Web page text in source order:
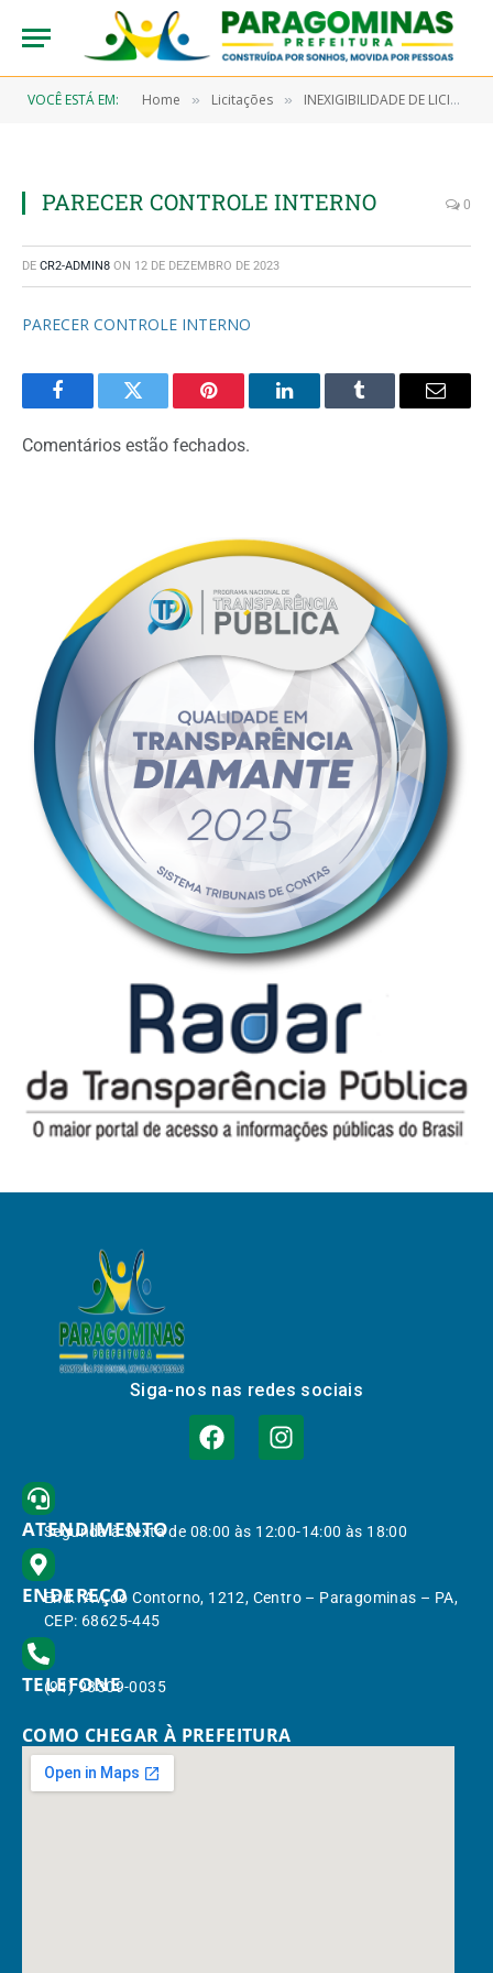
VOCÊ ESTÁ EM: Home » Licitações » INEXIGIBILIDADE DE LICITAÇÃO N° 6/2023-00008 (CONTRATAÇÃO DE EMPRESA ESPECIALIZADA EM TRANSPORTE RODOVIÁRIO COM FORNECIMENTO DE PASSAGENS RODOVIÁRIAS, DESTINADAS A PACIENTES QUE REALIZAM TRATAMENTO FORA DO DOMICILIO – TFD, NO TRAJETO PARAGOMINAS/BELÉM/PARAGOMINAS E ADJACÊNCIAS)
PARECER CONTROLE INTERNO 0
DE CR2-ADMIN8 ON 12 DE DEZEMBRO DE 2023
PARECER CONTROLE INTERNO
FacebookTwitter Pinterest LinkedInTumblr Email
Comentários estão fechados.
Siga-nos nas redes sociais
ATENDIMENTO
Segunda à Sexta de 08:00 às 12:00-14:00 às 18:00
ENDEREÇO
End.: Av. do Contorno, 1212, Centro – Paragominas – PA,
CEP: 68625-445
TELEFONE
(91) 98309-0035
COMO CHEGAR À PREFEITURA